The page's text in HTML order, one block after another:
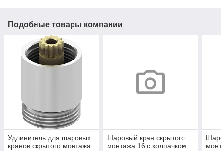
Подобные товары компании
Удлинитель для шаровых
кранов скрытого монтажа
Шаровый кран скрытого
монтажа 16 с колпачком